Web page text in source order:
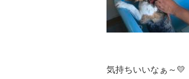
気持ちいいなぁ～💛